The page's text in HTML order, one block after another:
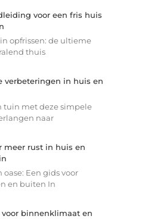
voor een fris huis
opfrissen: de ultieme
thuis
verbeteringen in huis en
tuin met deze simpele
naar
meer rust in huis en
oase: Een gids voor
en buiten In
voor binnenklimaat en